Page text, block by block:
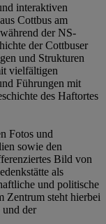
interaktiven
Cottbus am
der NS-
der Cottbuser
und Strukturen
vielfältigen
Führungen mit
des Haftortes
Fotos und
sowie den
Bild von
als
und politische
Zentrum steht hierbei
und der